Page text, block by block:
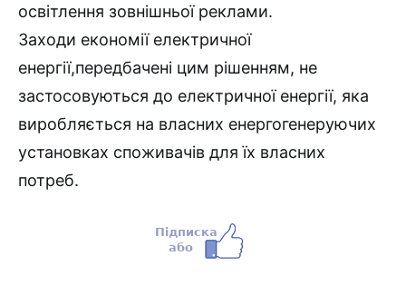
освітлення зовнішньої реклами.
Заходи економії електричної
енергії,передбачені цим рішенням, не
застосовуються до електричної енергії, яка
виробляється на власних енергогенеруючих
установках споживачів для їх власних
потреб.